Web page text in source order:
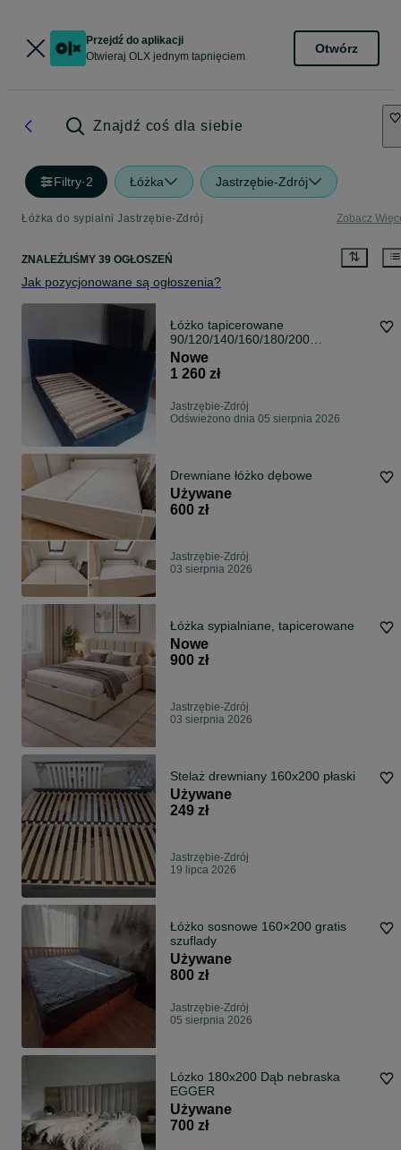
Przejdź do aplikacji
Otwieraj OLX jednym tapnięciem
Otwórz
Znajdź coś dla siebie
Filtry·2 Łóżka Jastrzębie-Zdrój
Łóżka do sypialni Jastrzębie-Zdrój Zobacz
ZNALEŹLIŚMY 39 OGŁOSZEŃ
Jak pozycjonowane są ogłoszenia?
Łóżko tapicerowane
90/120/140/160/180/200
x200/SZTRUKS/WELUR/POJEMNI
K-Korner
Nowe
1 260 zł
Jastrzębie-Zdrój
Odświeżono dnia 05 sierpnia 2026
Drewniane łóżko dębowe
Używane
600 zł
Jastrzębie-Zdrój
03 sierpnia 2026
Łóżka sypialniane, tapicerowane
Nowe
900 zł
Jastrzębie-Zdrój
03 sierpnia 2026
Stelaż drewniany 160x200 płaski
Używane
249 zł
Jastrzębie-Zdrój
19 lipca 2026
Łóżko sosnowe 160×200 gratis
szuflady
Używane
800 zł
Jastrzębie-Zdrój
05 sierpnia 2026
Lózko 180x200 Dąb nebraska
EGGER
Używane
700 zł